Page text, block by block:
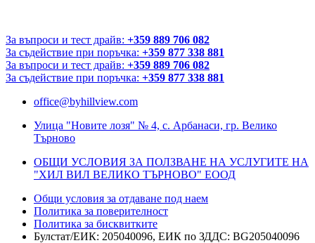
За въпроси и тест драйв: +359 889 706 082
За съдействие при поръчка: +359 877 338 881
За въпроси и тест драйв: +359 889 706 082
За съдействие при поръчка: +359 877 338 881
office@byhillview.com
Улица "Новите лозя" № 4, с. Арбанаси, гр. Велико
Търново
ОБЩИ УСЛОВИЯ ЗА ПОЛЗВАНЕ НА УСЛУГИТЕ НА
"ХИЛ ВИЛ ВЕЛИКО ТЪРНОВО" ЕООД
Общи условия за отдаване под наем
Политика за поверителност
Политика за бисквитките
Булстат/ЕИК: 205040096, ЕИК по ЗДДС: BG205040096